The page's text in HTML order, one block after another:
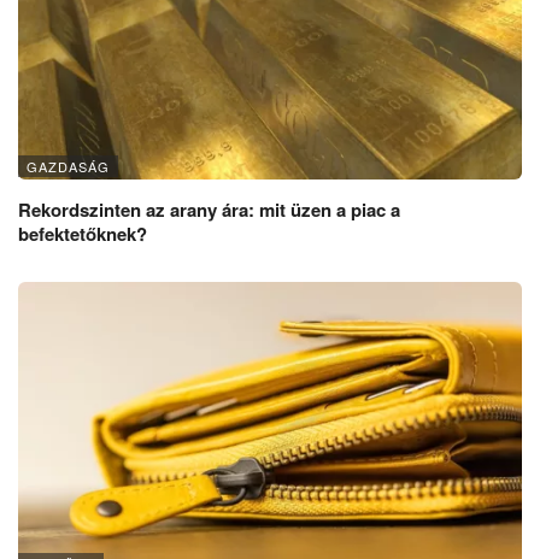
GAZDASÁG
Rekordszinten az arany ára: mit üzen a piac a
befektetőknek?